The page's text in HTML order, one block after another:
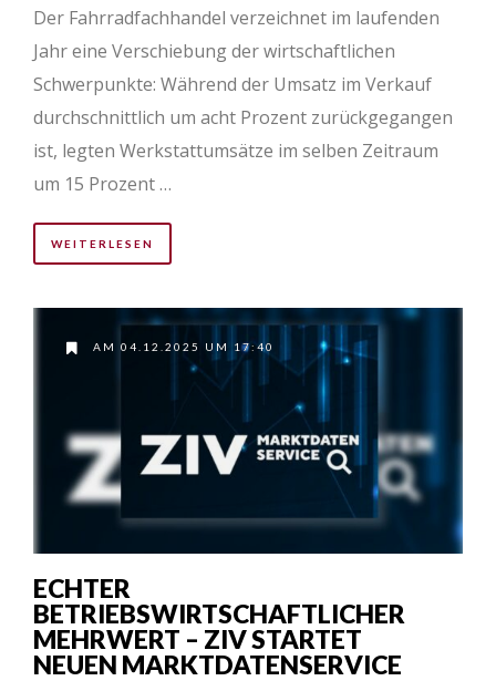
Der Fahrradfachhandel verzeichnet im laufenden
Jahr eine Verschiebung der wirtschaftlichen
Schwerpunkte: Während der Umsatz im Verkauf
durchschnittlich um acht Prozent zurückgegangen
ist, legten Werkstattumsätze im selben Zeitraum
um 15 Prozent …
WEITERLESEN
AM 04.12.2025 UM 17:40
ECHTER
BETRIEBSWIRTSCHAFTLICHER
MEHRWERT – ZIV STARTET
NEUEN MARKTDATENSERVICE